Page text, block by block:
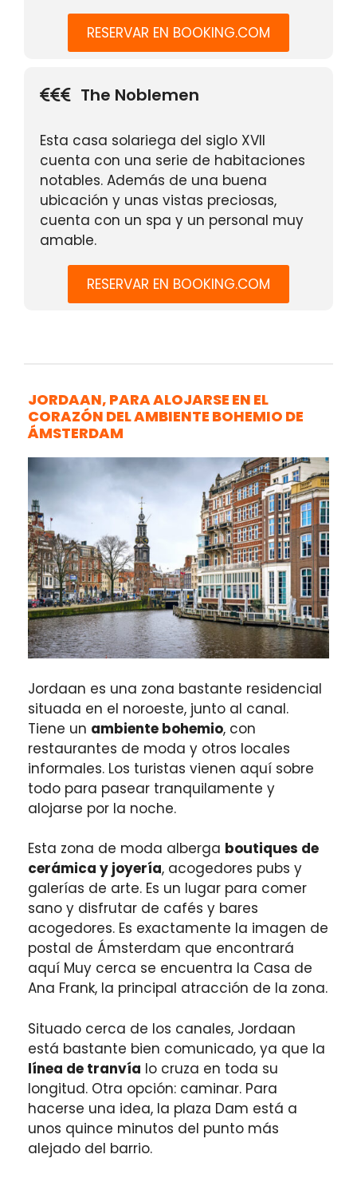
RESERVAR EN BOOKING.COM
The Noblemen
Esta casa solariega del siglo XVII
cuenta con una serie de habitaciones
notables. Además de una buena
ubicación y unas vistas preciosas,
cuenta con un spa y un personal muy
amable.
RESERVAR EN BOOKING.COM
JORDAAN, PARA ALOJARSE EN EL
CORAZÓN DEL AMBIENTE BOHEMIO DE
ÁMSTERDAM
Jordaan es una zona bastante residencial
situada en el noroeste, junto al canal.
Tiene un ambiente bohemio, con
restaurantes de moda y otros locales
informales. Los turistas vienen aquí sobre
todo para pasear tranquilamente y
alojarse por la noche.
Esta zona de moda alberga boutiques de
cerámica y joyería, acogedores pubs y
galerías de arte. Es un lugar para comer
sano y disfrutar de cafés y bares
acogedores. Es exactamente la imagen de
postal de Ámsterdam que encontrará
aquí Muy cerca se encuentra la Casa de
Ana Frank, la principal atracción de la zona.
Situado cerca de los canales, Jordaan
está bastante bien comunicado, ya que la
línea de tranvía lo cruza en toda su
longitud. Otra opción: caminar. Para
hacerse una idea, la plaza Dam está a
unos quince minutos del punto más
alejado del barrio.